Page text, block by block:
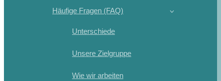
Häufige Fragen (FAQ)
Unterschiede
Unsere Zielgruppe
Wie wir arbeiten